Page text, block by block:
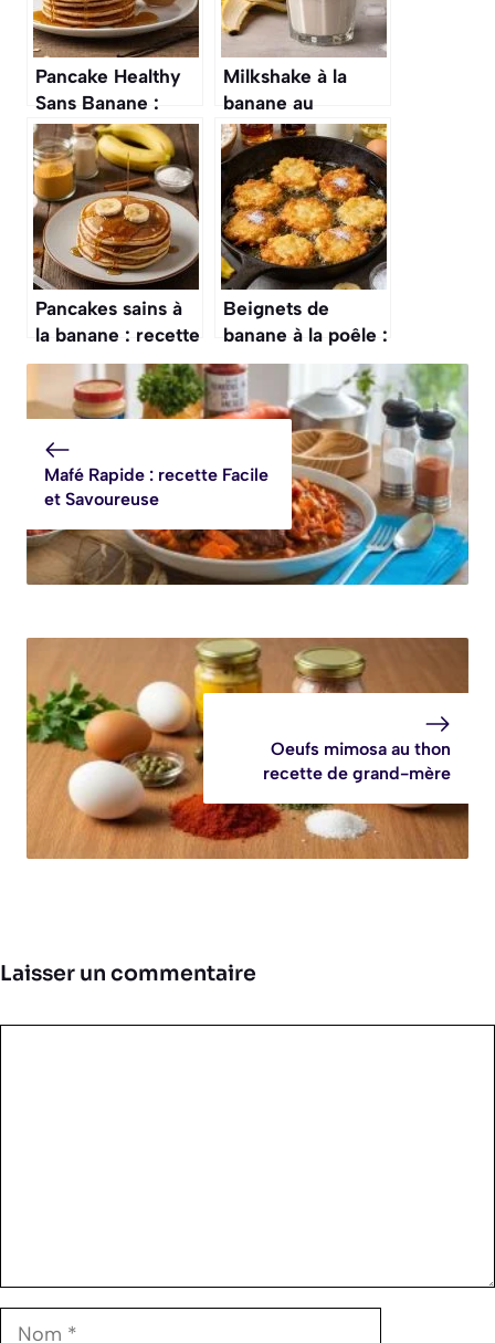
Pancake Healthy
Sans Banane :
recette Facile et
Rapide
Milkshake à la
banane au
Thermomix :
recette facile et
rapide
Pancakes sains à
la banane : recette
rapide et facile
Beignets de
banane à la poêle :
recette facile et
rapide
Mafé Rapide : recette Facile
et Savoureuse
Oeufs mimosa au thon
recette de grand-mère
Laisser un commentaire
Nom